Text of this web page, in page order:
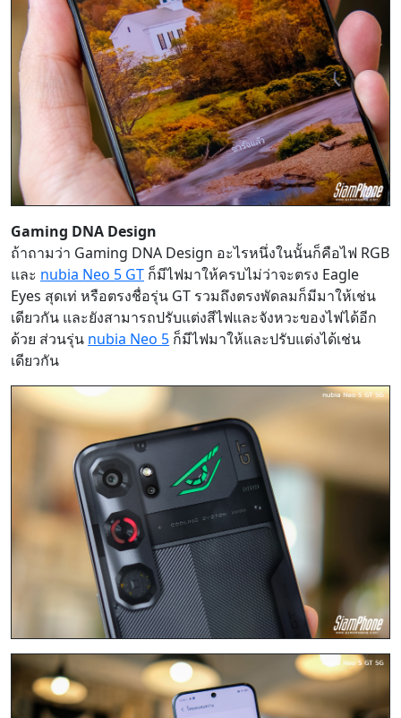
Gaming DNA Design
ถ้าถามว่า Gaming DNA Design อะไรหนึ่งในนั้นก็คือไฟ RGB
และ nubia Neo 5 GT ก็มีไฟมาให้ครบไม่ว่าจะตรง Eagle
Eyes สุดเท่ หรือตรงชื่อรุ่น GT รวมถึงตรงพัดลมก็มีมาให้เช่น
เดียวกัน และยังสามารถปรับแต่งสีไฟและจังหวะของไฟได้อีก
ด้วย ส่วนรุ่น nubia Neo 5 ก็มีไฟมาให้และปรับแต่งได้เช่น
เดียวกัน